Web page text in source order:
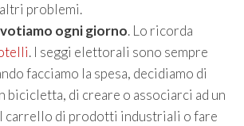
problemi.
ogni giorno. Lo ricorda
. I seggi elettorali sono sempre
facciamo la spesa, decidiamo di
bicicletta, di creare o associarci ad un
carrello di prodotti industriali o fare